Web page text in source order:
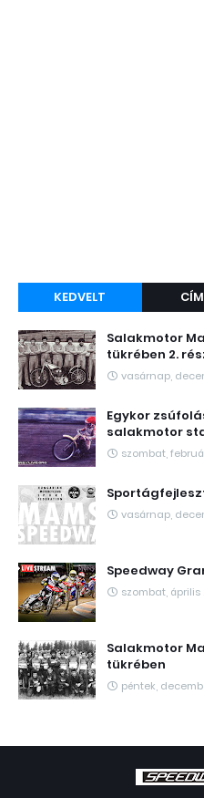
KEDVELT
Salakmotor
tükrében 2.
vasárnap,
Egykor
salakmotor
szombat,
vasárnap,
Speedway
szombat, április
Salakmotor
tükrében
péntek,